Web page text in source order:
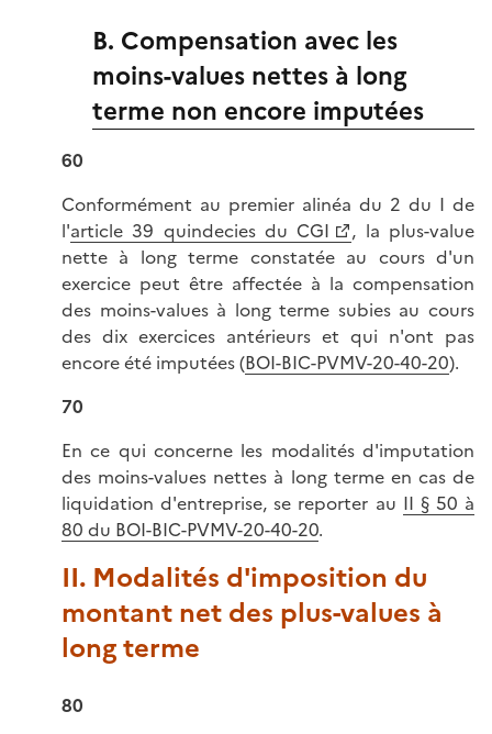
B. Compensation avec les
moins-values nettes à long
terme non encore imputées
60
Conformément au premier alinéa du 2 du I de
l'article 39 quindecies du CGI
, la plus-value
nette à long terme constatée au cours d'un
exercice peut être affectée à la compensation
des moins-values à long terme subies au cours
des dix exercices antérieurs et qui n'ont pas
encore été imputées (BOI-BIC-PVMV-20-40-20).
70
En ce qui concerne les modalités d'imputation
des moins-values nettes à long terme en cas de
liquidation d'entreprise, se reporter au II § 50 à
80 du BOI-BIC-PVMV-20-40-20.
II. Modalités d'imposition du
montant net des plus-values à
long terme
80